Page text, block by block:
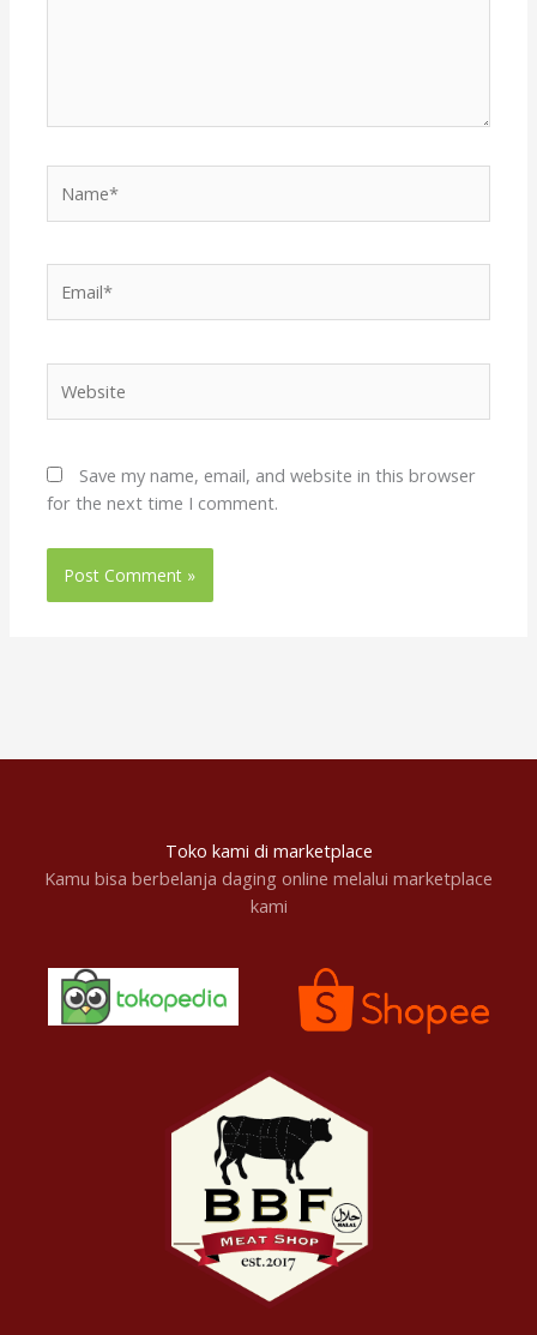
Save my name, email, and website in this browser
for the next time I comment.
Toko kami di marketplace
Kamu bisa berbelanja daging online melalui marketplace
kami